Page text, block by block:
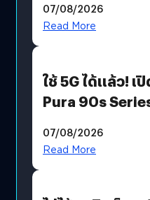
บริโภคและ B2B
07/08/2026
Read More
ใช้ 5G ได้แล้ว! เ
Pura 90s
07/08/2026
Read More